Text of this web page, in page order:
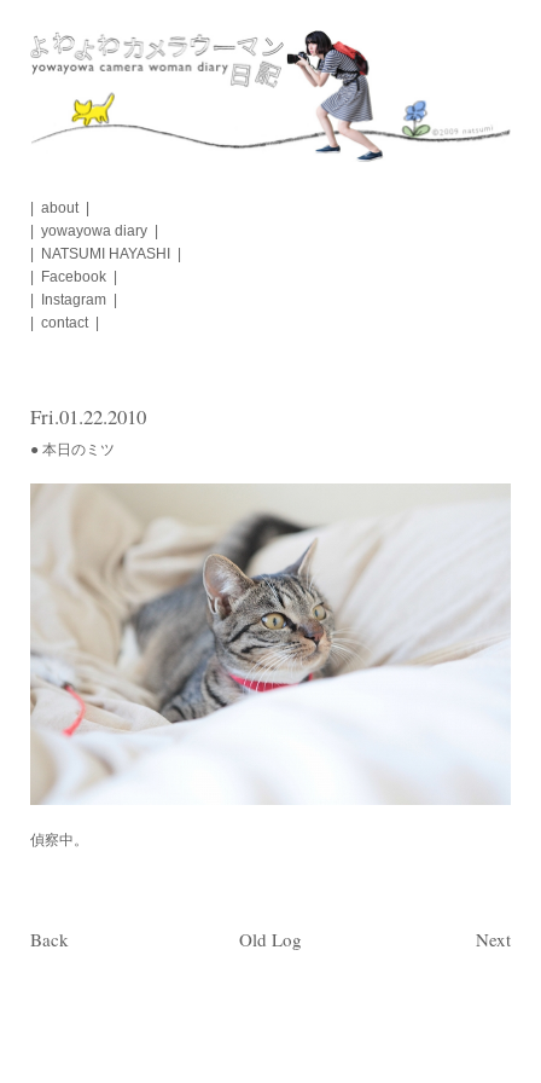
content
about
yowayowa diary
NATSUMI HAYASHI
Facebook
Instagram
contact
Fri.01.22.2010
● 本日のミツ
偵察中。
Back Old Log Next